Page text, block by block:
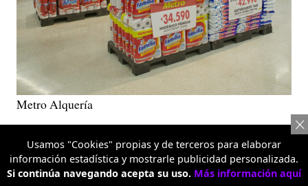
Metro Alquería
Más variedad para comprar en un
solo lugar
Usamos "Cookies" propias y de terceros para elaborar
información estadística y mostrarle publicidad personalizada.
Si continúa navegando acepta su uso. Más información aquí